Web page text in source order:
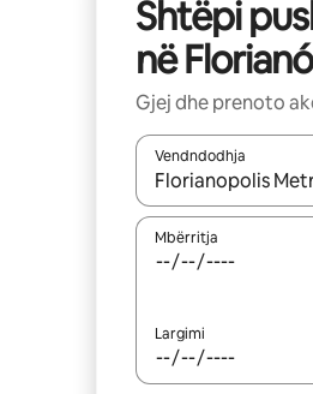
Shtëpi
në
Gjej dhe prenoto
Vendndodhja
Kur rezultatet të
Mbërritja
Largimi